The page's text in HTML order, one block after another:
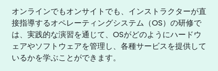
オンラインでもオンサイトでも、インストラクターが直
接指導するオペレーティングシステム（OS）の研修で
は、実践的な演習を通じて、OSがどのようにハードウ
ェアやソフトウェアを管理し、各種サービスを提供して
いるかを学ぶことができます。